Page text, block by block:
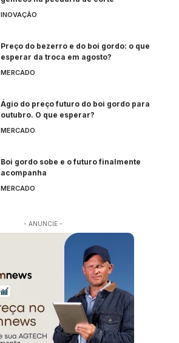
INOVAÇÃO
Preço do bezerro e do boi gordo: o que
esperar da troca em agosto?
MERCADO
Ágio do preço futuro do boi gordo para
outubro. O que esperar?
MERCADO
Boi gordo sobe e o futuro finalmente
acompanha
MERCADO
- ANUNCIE -